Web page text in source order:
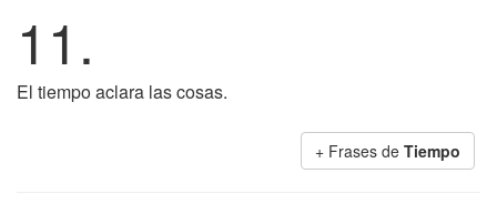
11.
El tiempo aclara las cosas.
+ Frases de Tiempo